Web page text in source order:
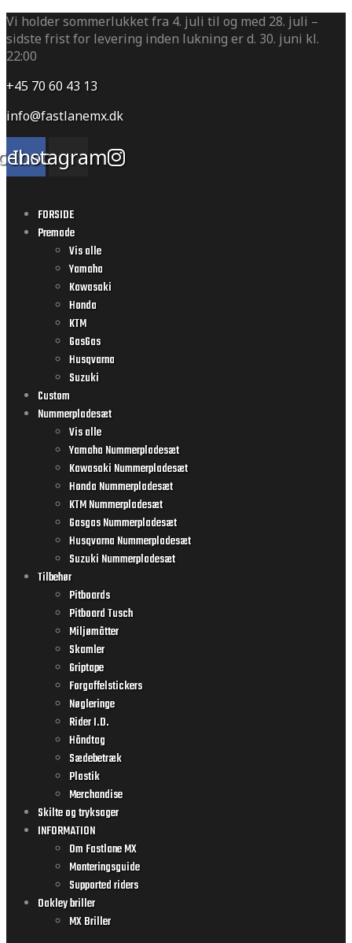
Vi holder sommerlukket fra 4. juli til og med 28. juli –
sidste frist for levering inden lukning er d. 30. juni kl.
22:00
+45 70 60 43 13
info@fastlanemx.dk
Instagram
FORSIDE
Premade
Vis alle
Yamaha
Kawasaki
Honda
KTM
GasGas
Husqvarna
Suzuki
Custom
Nummerpladesæt
Vis alle
Yamaha Nummerpladesæt
Kawasaki Nummerpladesæt
Honda Nummerpladesæt
KTM Nummerpladesæt
Gasgas Nummerpladesæt
Husqvarna Nummerpladesæt
Suzuki Nummerpladesæt
Tilbehør
Pitboards
Pitboard Tusch
Miljømåtter
Skamler
Griptape
Forgaffelstickers
Nøgleringe
Rider I.D.
Håndtag
Sædebetræk
Plastik
Merchandise
Skilte og tryksager
INFORMATION
Om Fastlane MX
Monteringsguide
Supported riders
Oakley briller
MX Briller